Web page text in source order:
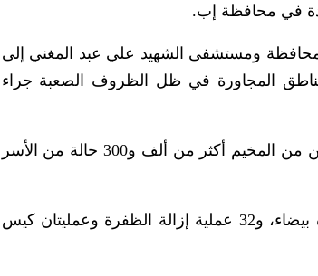
ومستشفى الشهيد علي عبد المغني إلى
المجاورة في ظل الظروف الصعبة جراء
وأوضح أمين عام الجمعية الدكتور نشوان العطاب، أن عدد المستفيدين من المخيم أكثر من ألف و300 حالة من الأسر
وأشار إلى أنه تم إجراء 148عملية خلال المخيم، منها 112 عملية مياه بيضاء، و32 عملية إزالة الظفرة وعمليتان كيس